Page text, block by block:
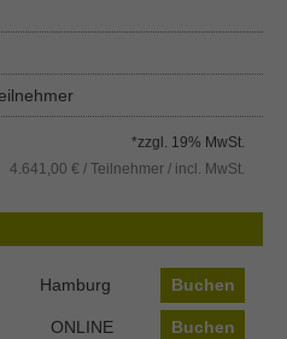
*zzgl. 19% MwSt.
4.641,00 € / Teilnehmer / incl. MwSt.
Hamburg Buchen
ONLINE Buchen